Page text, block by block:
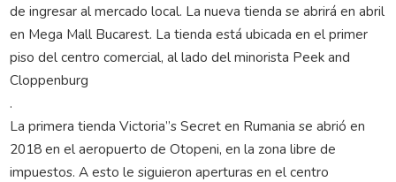
de ingresar al mercado local. La nueva tienda se abrirá en abril
en Mega Mall Bucarest. La tienda está ubicada en el primer
piso del centro comercial, al lado del minorista Peek and
Cloppenburg
.
La primera tienda Victoria”s Secret en Rumania se abrió en
2018 en el aeropuerto de Otopeni, en la zona libre de
impuestos. A esto le siguieron aperturas en el centro